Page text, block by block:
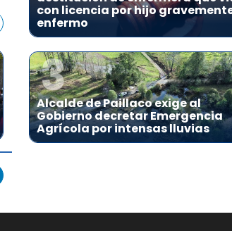
con licencia por hijo
enfermo
3
Alcalde de Paillaco exige al
Gobierno decretar Emergencia
Agrícola por intensas lluvias